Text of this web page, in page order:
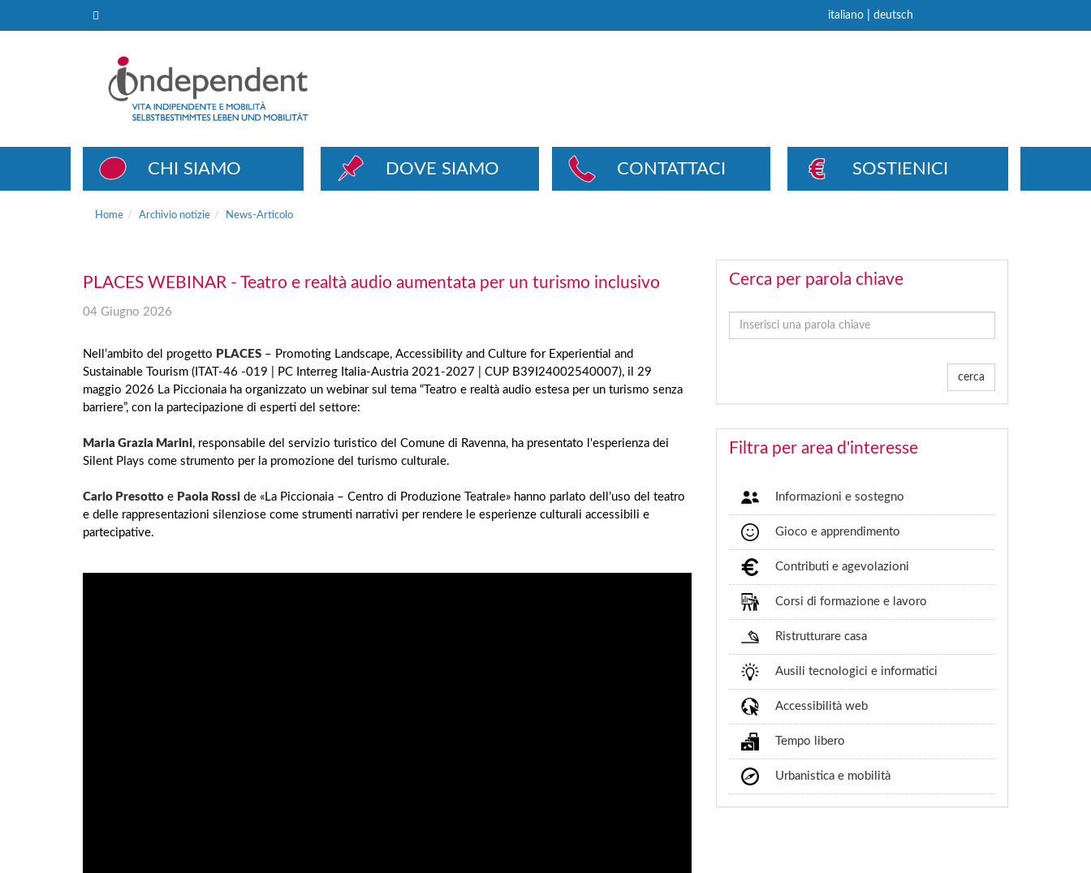
italiano| deutsch
CHI SIAMO DOVE SIAMO CONTATTACI SOSTIENICI
Home Archivio notizie News-Articolo
PLACES WEBINAR - Teatro e realtà audio aumentata per un turismo inclusivo
04 Giugno 2026
Nell’ambito del progetto PLACES – Promoting Landscape, Accessibility and Culture for Experiential and
Sustainable Tourism (ITAT-46 -019 | PC Interreg Italia-Austria 2021-2027 | CUP B39I24002540007), il 29
maggio 2026 La Piccionaia ha organizzato un webinar sul tema “Teatro e realtà audio estesa per un turismo senza
barriere”, con la partecipazione di esperti del settore:
Maria Grazia Marini, responsabile del servizio turistico del Comune di Ravenna, ha presentato l'esperienza dei
Silent Plays come strumento per la promozione del turismo culturale.
Carlo Presotto e Paola Rossi de «La Piccionaia – Centro di Produzione Teatrale» hanno parlato dell’uso del teatro
e delle rappresentazioni silenziose come strumenti narrativi per rendere le esperienze culturali accessibili e
partecipative.
Cerca per parola chiave
cerca
Filtra per area d'interesse
Informazioni e sostegno
Gioco e apprendimento
Contributi e agevolazioni
Corsi di formazione e lavoro
Ristrutturare casa
Ausili tecnologici e informatici
Accessibilità web
Tempo libero
Urbanistica e mobilità